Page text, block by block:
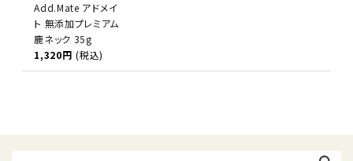
Add.Mate アドメイ
ト 無添加プレミアム
鹿ネック 35g
1,320円 (税込)